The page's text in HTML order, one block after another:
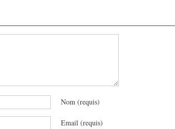
Nom (requis)
Email (requis)